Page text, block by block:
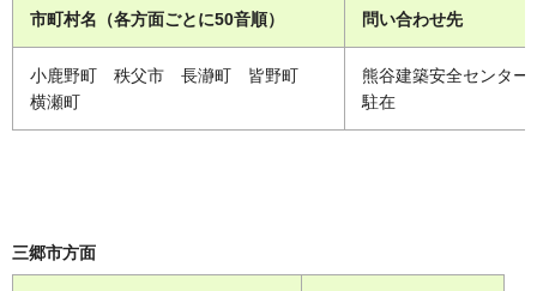
市町村名（各方面ごとに50音順） 問い合わせ先
小鹿野町 秩父市 長瀞町 皆野町
横瀬町
熊谷建築安全センター
駐在
三郷市方面